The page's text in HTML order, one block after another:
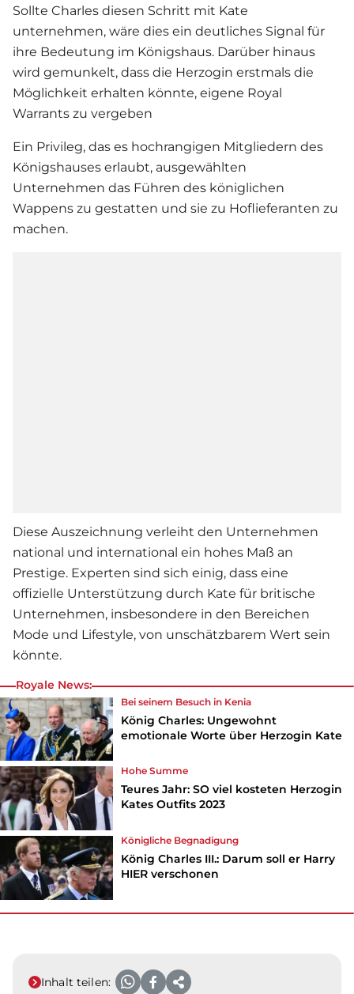
Sollte Charles diesen Schritt mit Kate
unternehmen, wäre dies ein deutliches Signal für
ihre Bedeutung im Königshaus. Darüber hinaus
wird gemunkelt, dass die Herzogin erstmals die
Möglichkeit erhalten könnte, eigene Royal
Warrants zu vergeben
Ein Privileg, das es hochrangigen Mitgliedern des
Königshauses erlaubt, ausgewählten
Unternehmen das Führen des königlichen
Wappens zu gestatten und sie zu Hoflieferanten zu
machen.
Diese Auszeichnung verleiht den Unternehmen
national und international ein hohes Maß an
Prestige. Experten sind sich einig, dass eine
offizielle Unterstützung durch Kate für britische
Unternehmen, insbesondere in den Bereichen
Mode und Lifestyle, von unschätzbarem Wert sein
könnte.
Royale News:
Bei seinem Besuch in Kenia
König Charles: Ungewohnt
emotionale Worte über Herzogin Kate
Hohe Summe
Teures Jahr: SO viel kosteten Herzogin
Kates Outfits 2023
Königliche Begnadigung
König Charles III.: Darum soll er Harry
HIER verschonen
Inhalt teilen: